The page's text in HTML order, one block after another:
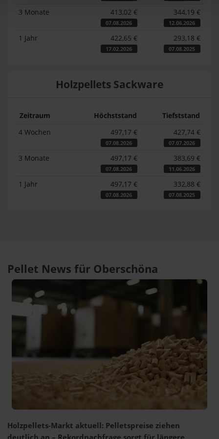
3 Monate 413,02 €
07.08.2026
344,19 €
12.06.2026
1 Jahr 422,65 €
17.02.2026
293,18 €
07.08.2025
Holzpellets Sackware
Zeitraum Höchststand
Tiefststand
4 Wochen
497,17 €
07.08.2026
427,74 €
07.07.2026
3 Monate 497,17 €
07.08.2026
383,69 €
11.06.2026
1 Jahr 497,17 €
07.08.2026
332,88 €
07.08.2025
Pellet News für Oberschöna
Holzpellets-Markt aktuell: Pelletspreise ziehen